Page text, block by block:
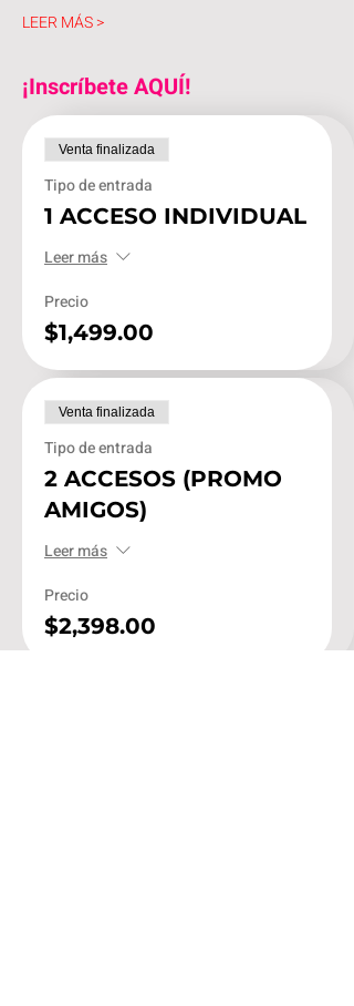
LEER MÁS >
¡Inscríbete AQUÍ!
Venta finalizada
Tipo de entrada
1 ACCESO INDIVIDUAL
Leer más
Precio
$1,499.00
Venta finalizada
Tipo de entrada
2 ACCESOS (PROMO
AMIGOS)
Leer más
Precio
$2,398.00